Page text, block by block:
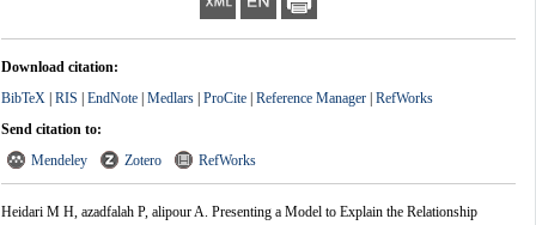
Download citation:
BibTeX|RIS|EndNote|Medlars|ProCite|Reference Manager|RefWorks
Send citation to:
Mendeley
Zotero RefWorks
Heidari M H, azadfalah P, alipour A. Presenting a Model to Explain the Relationship